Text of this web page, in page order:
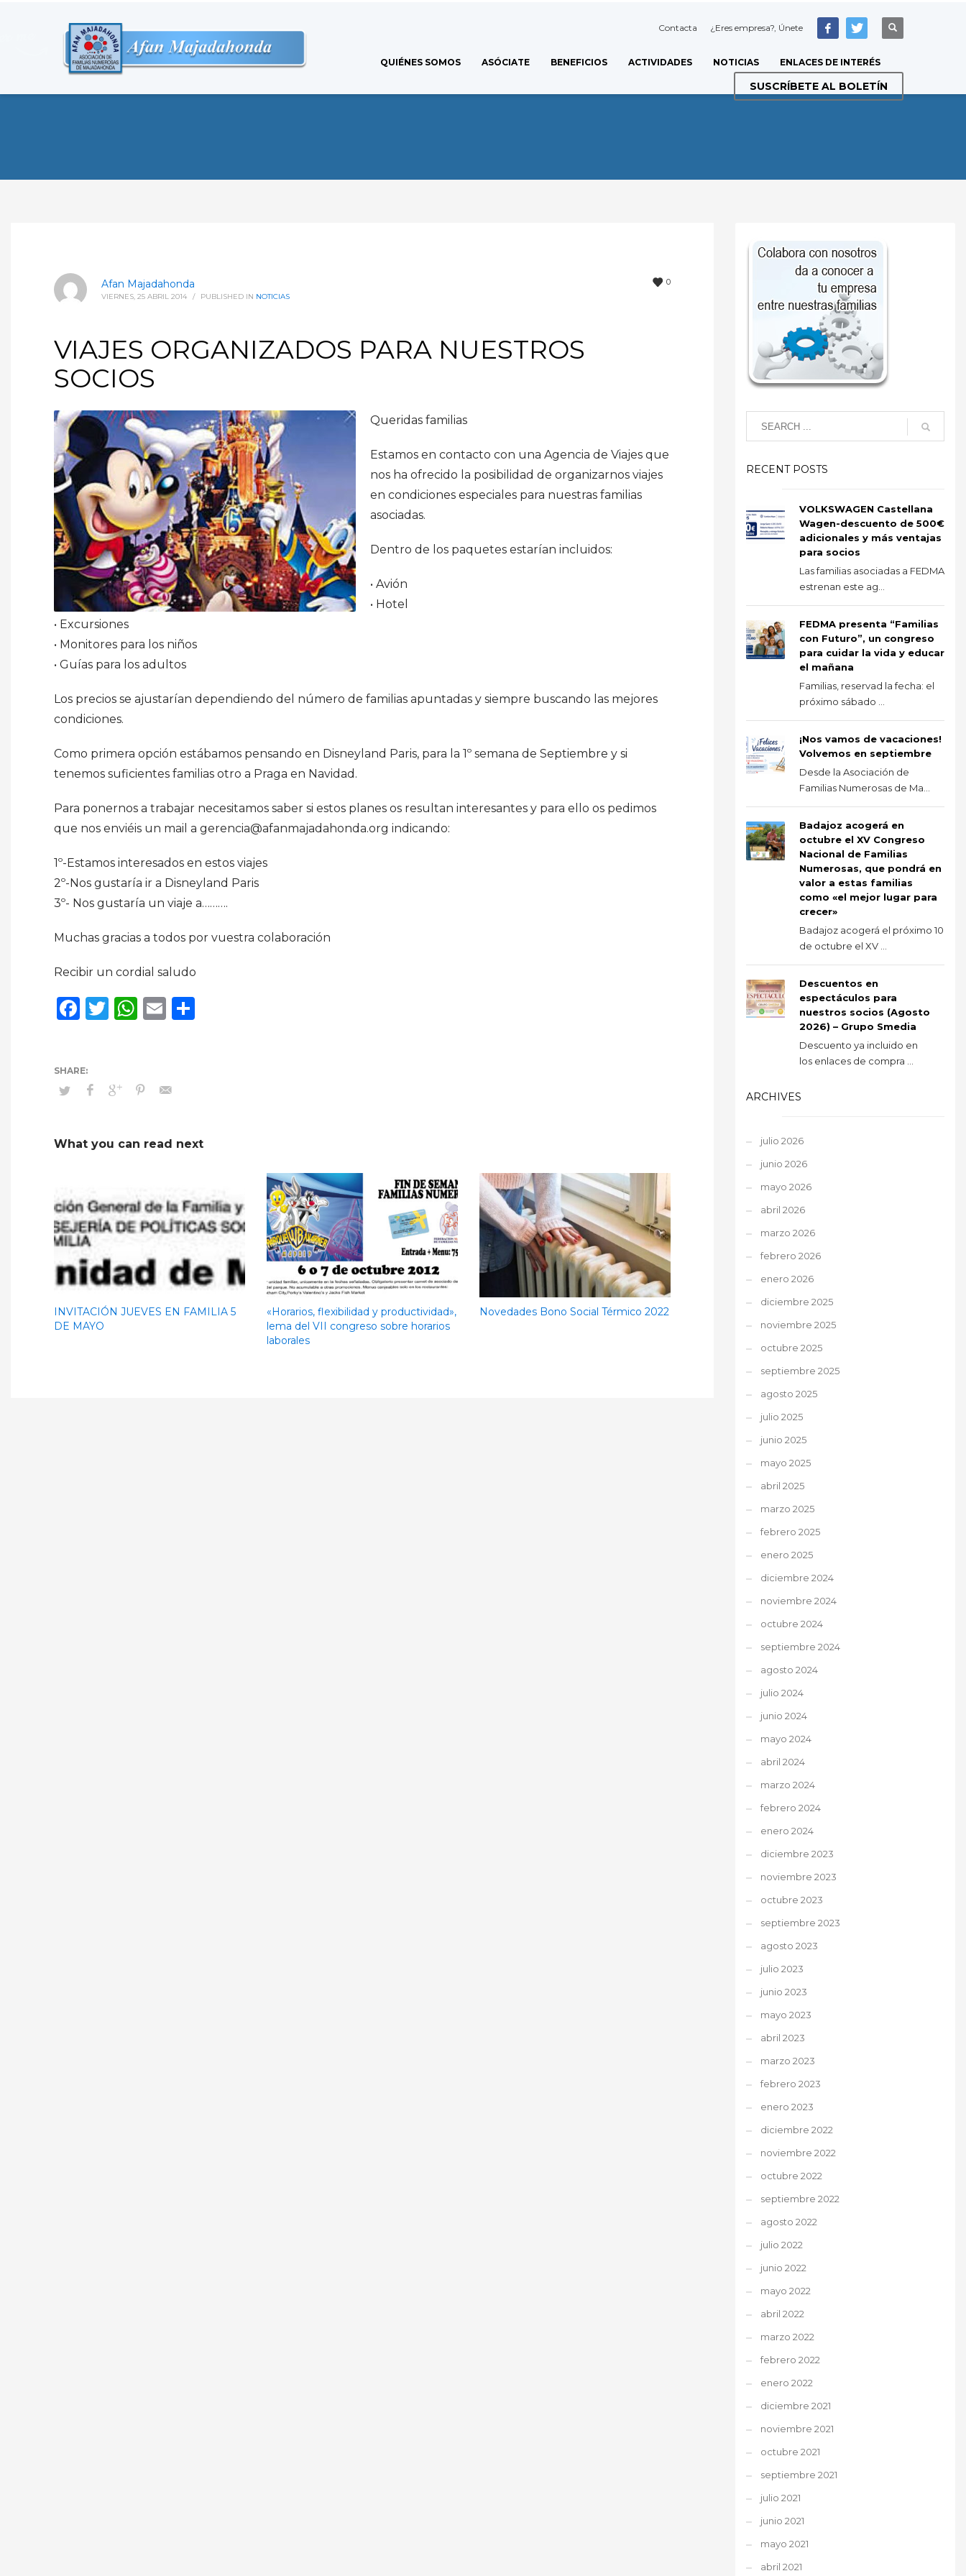
Contacta ¿Eres empresa?, Únete
QUIÉNES SOMOS ASÓCIATE BENEFICIOS ACTIVIDADES NOTICIAS ENLACES DE INTERÉS
SUSCRÍBETE AL BOLETÍN
0
Afan Majadahonda
VIERNES, 25 ABRIL 2014 / PUBLISHED IN NOTICIAS
VIAJES ORGANIZADOS PARA NUESTROS
SOCIOS
Queridas familias
Estamos en contacto con una Agencia de Viajes que
nos ha ofrecido la posibilidad de organizarnos viajes
en condiciones especiales para nuestras familias
asociadas.
Dentro de los paquetes estarían incluidos:
• Avión
• Hotel
• Excursiones
• Monitores para los niños
• Guías para los adultos
Los precios se ajustarían dependiendo del número de familias apuntadas y siempre buscando las mejores
condiciones.
Como primera opción estábamos pensando en Disneyland Paris, para la 1º semana de Septiembre y si
tenemos suficientes familias otro a Praga en Navidad.
Para ponernos a trabajar necesitamos saber si estos planes os resultan interesantes y para ello os pedimos
que nos enviéis un mail a gerencia@afanmajadahonda.org indicando:
1º-Estamos interesados en estos viajes
2º-Nos gustaría ir a Disneyland Paris
3º- Nos gustaría un viaje a……….
Muchas gracias a todos por vuestra colaboración
Recibir un cordial saludo
Facebook
Twitter
WhatsApp
Email
What you can read next
INVITACIÓN JUEVES EN FAMILIA 5
DE MAYO
«Horarios, flexibilidad y productividad»,
lema del VII congreso sobre horarios
laborales
Novedades Bono Social Térmico 2022
RECENT POSTS
VOLKSWAGEN Castellana
Wagen-descuento de 500€
adicionales y más ventajas
para socios
Las familias asociadas a FEDMA
estrenan este ag...
FEDMA presenta “Familias
con Futuro”, un congreso
para cuidar la vida y educar
el mañana
Familias, reservad la fecha: el
próximo sábado ...
¡Nos vamos de vacaciones!
Volvemos en septiembre
Desde la Asociación de
Familias Numerosas de Ma...
Badajoz acogerá en
octubre el XV Congreso
Nacional de Familias
Numerosas, que pondrá en
valor a estas familias
como «el mejor lugar para
crecer»
Badajoz acogerá el próximo 10
de octubre el XV ...
Descuentos en
espectáculos para
nuestros socios (Agosto
2026) – Grupo Smedia
Descuento ya incluido en
los enlaces de compra ...
ARCHIVES
julio 2026
junio 2026
mayo 2026
abril 2026
marzo 2026
febrero 2026
enero 2026
diciembre 2025
noviembre 2025
octubre 2025
septiembre 2025
agosto 2025
julio 2025
junio 2025
mayo 2025
abril 2025
marzo 2025
febrero 2025
enero 2025
diciembre 2024
noviembre 2024
octubre 2024
septiembre 2024
agosto 2024
julio 2024
junio 2024
mayo 2024
abril 2024
marzo 2024
febrero 2024
enero 2024
diciembre 2023
noviembre 2023
octubre 2023
septiembre 2023
agosto 2023
julio 2023
junio 2023
mayo 2023
abril 2023
marzo 2023
febrero 2023
enero 2023
diciembre 2022
noviembre 2022
octubre 2022
septiembre 2022
agosto 2022
julio 2022
junio 2022
mayo 2022
abril 2022
marzo 2022
febrero 2022
enero 2022
diciembre 2021
noviembre 2021
octubre 2021
septiembre 2021
julio 2021
junio 2021
mayo 2021
abril 2021